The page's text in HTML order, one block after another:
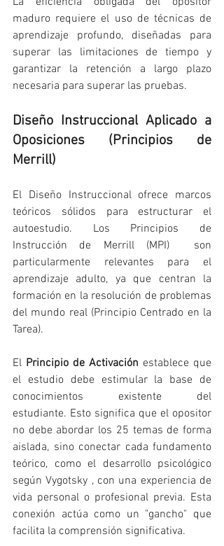
maduro requiere el uso de técnicas de
aprendizaje profundo, diseñadas para
superar las limitaciones de tiempo y
garantizar la retención a largo plazo
necesaria para superar las pruebas.
Diseño Instruccional Aplicado a
Oposiciones (Principios de
Merrill)
El Diseño Instruccional ofrece marcos
teóricos sólidos para estructurar el
autoestudio. Los Principios de
Instrucción de Merrill (MPI)  son
particularmente relevantes para el
aprendizaje adulto, ya que centran la
formación en la resolución de problemas
del mundo real (Principio Centrado en la
Tarea).
El Principio de Activación establece que
el estudio debe estimular la base de
conocimientos existente del
estudiante. Esto significa que el opositor
no debe abordar los 25 temas de forma
aislada, sino conectar cada fundamento
teórico, como el desarrollo psicológico
según Vygotsky , con una experiencia de
vida personal o profesional previa. Esta
conexión actúa como un "gancho" que
facilita la comprensión significativa.